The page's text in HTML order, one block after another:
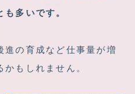
多いです。
進の育成など仕事量が増
もしれません。